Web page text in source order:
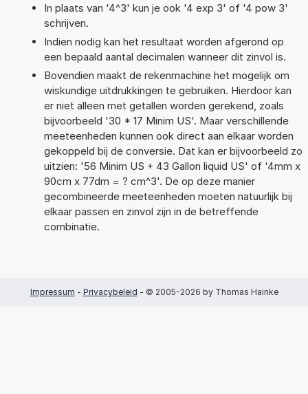
In plaats van '4^3' kun je ook '4 exp 3' of '4 pow 3'
schrijven.
Indien nodig kan het resultaat worden afgerond op
een bepaald aantal decimalen wanneer dit zinvol is.
Bovendien maakt de rekenmachine het mogelijk om
wiskundige uitdrukkingen te gebruiken. Hierdoor kan
er niet alleen met getallen worden gerekend, zoals
bijvoorbeeld '30 * 17 Minim US'. Maar verschillende
meeteenheden kunnen ook direct aan elkaar worden
gekoppeld bij de conversie. Dat kan er bijvoorbeeld zo
uitzien: '56 Minim US + 43 Gallon liquid US' of '4mm x
90cm x 77dm = ? cm^3'. De op deze manier
gecombineerde meeteenheden moeten natuurlijk bij
elkaar passen en zinvol zijn in de betreffende
combinatie.
Impressum - Privacybeleid - © 2005-2026 by Thomas Hainke